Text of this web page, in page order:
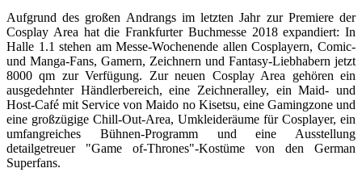
Aufgrund des großen Andrangs im letzten Jahr zur Premiere der
Cosplay Area hat die Frankfurter Buchmesse 2018 expandiert: In
Halle 1.1 stehen am Messe-Wochenende allen Cosplayern, Comic-
und Manga-Fans, Gamern, Zeichnern und Fantasy-Liebhabern jetzt
8000 qm zur Verfügung. Zur neuen Cosplay Area gehören ein
ausgedehnter Händlerbereich, eine Zeichneralley, ein Maid- und
Host-Café mit Service von Maido no Kisetsu, eine Gamingzone und
eine großzügige Chill-Out-Area, Umkleideräume für Cosplayer, ein
umfangreiches Bühnen-Programm und eine Ausstellung
detailgetreuer "Game of-Thrones"-Kostüme von den German
Superfans.